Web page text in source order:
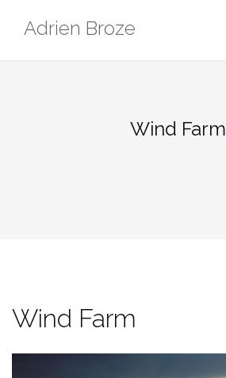
Adrien Broze
Wind Farm
Wind Farm